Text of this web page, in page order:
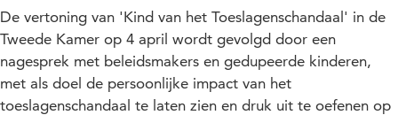
De vertoning van 'Kind van het Toeslagenschandaal' in de
Tweede Kamer op 4 april wordt gevolgd door een
nagesprek met beleidsmakers en gedupeerde kinderen,
met als doel de persoonlijke impact van het
toeslagenschandaal te laten zien en druk uit te oefenen op